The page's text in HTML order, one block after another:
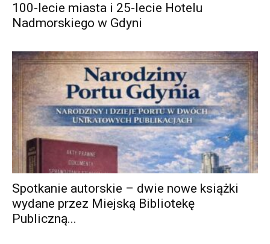
100-lecie miasta i 25-lecie Hotelu
Nadmorskiego w Gdyni
Spotkanie autorskie – dwie nowe książki
wydane przez Miejską Bibliotekę
Publiczną...